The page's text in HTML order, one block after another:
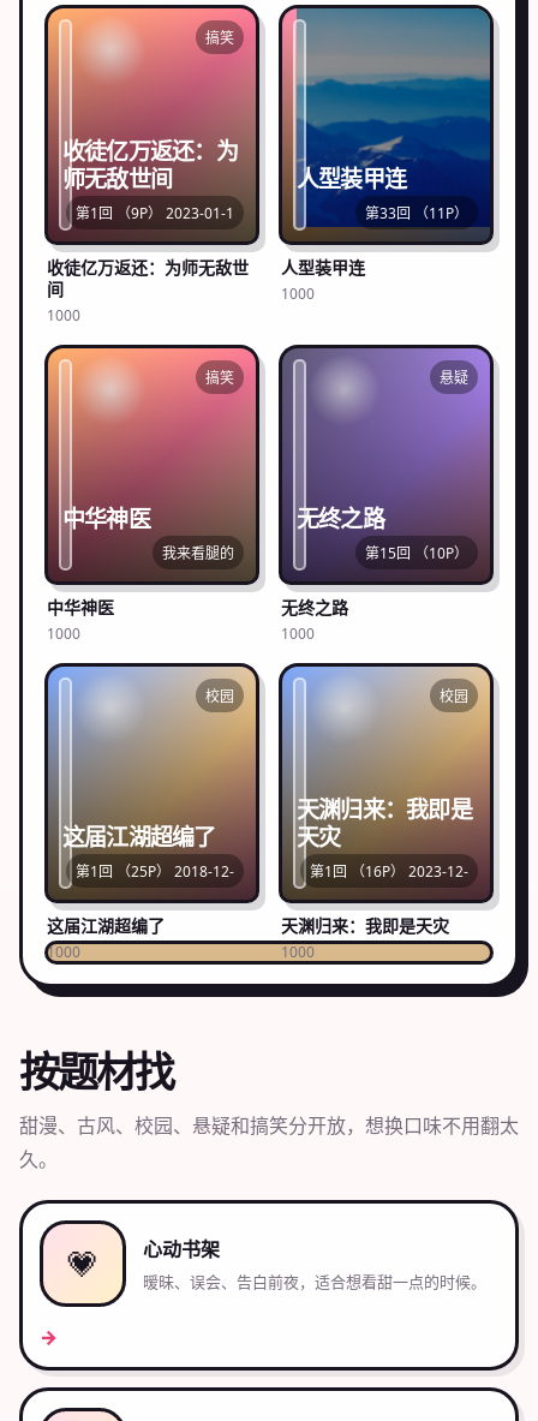
搞笑
收徒亿万返还：为
师无敌世间
第1回 （9P） 2023-01-1
收徒亿万返还：为师无敌世
间
1000
人型装甲连
第33回 （11P）
人型装甲连
1000
搞笑
中华神医
我来看腿的
中华神医
1000
悬疑
无终之路
第15回 （10P）
无终之路
1000
校园
这届江湖超编了
第1回 （25P） 2018-12-
这届江湖超编了
1000
校园
天渊归来：我即是
天灾
第1回 （16P） 2023-12-
天渊归来：我即是天灾
1000
按题材找
甜漫、古风、校园、悬疑和搞笑分开放，想换口味不用翻太
久。
💗 心动书架
暧昧、误会、告白前夜，适合想看甜一点的时候。
→